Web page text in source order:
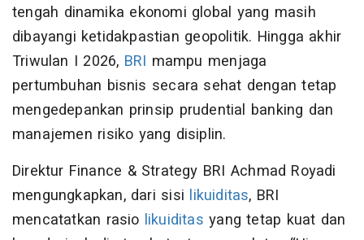
tengah dinamika ekonomi global yang masih
dibayangi ketidakpastian geopolitik. Hingga akhir
Triwulan I 2026, BRI mampu menjaga
pertumbuhan bisnis secara sehat dengan tetap
mengedepankan prinsip prudential banking dan
manajemen risiko yang disiplin.
Direktur Finance & Strategy BRI Achmad Royadi
mengungkapkan, dari sisi likuiditas, BRI
mencatatkan rasio likuiditas yang tetap kuat dan